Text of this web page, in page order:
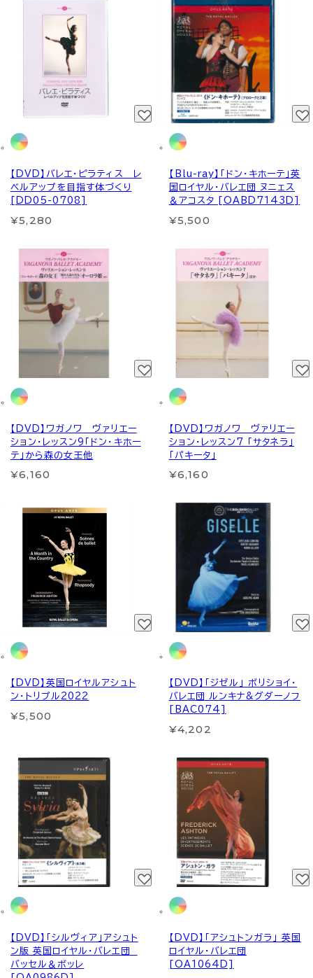
【DVD】バレエ・ピラティス レ
ベルアップを目指す体づくり
[DD05-0708]
¥5,280
【Blu-ray】「ドン・キホーテ」英
国ロイヤル・バレエ団 ヌニェス
＆アコスタ [OABD7143D]
¥5,500
【DVD】ワガノワ ヴァリエー
ション・レッスン9「ドン・キホー
テ」から森の女王他
¥6,160
【DVD】ワガノワ ヴァリエー
ション・レッスン7 「サタネラ」
「パキータ」
¥6,160
【DVD】英国ロイヤルアシュト
ン・トリプル2022
¥5,500
【DVD】「ジゼル」 ボリショイ・
バレエ団 ルンキナ&グダーノフ
[BAC074]
¥4,202
【DVD】「シルヴィア」アシュト
ン版 英国ロイヤル・バレエ団
バッセル＆ボッレ
【DVD】「アシュトンガラ」 英国
ロイヤル・バレエ団
[OA1064D]